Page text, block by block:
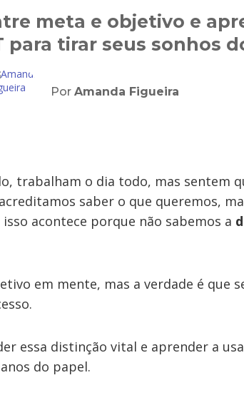
meta e objetivo e
para tirar seus sonhos
Por Amanda Figueira
trabalham o dia todo, mas sentem
saber o que queremos,
acontece porque não sabemos a
em mente, mas a verdade é que
essa distinção vital e aprender a
do papel.